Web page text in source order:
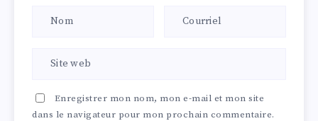
Enregistrer mon nom, mon e-mail et mon site
dans le navigateur pour mon prochain commentaire.